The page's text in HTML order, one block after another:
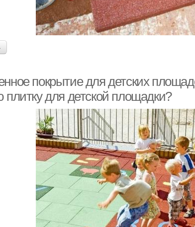
покрытие для детских
плитку для детской площадки?